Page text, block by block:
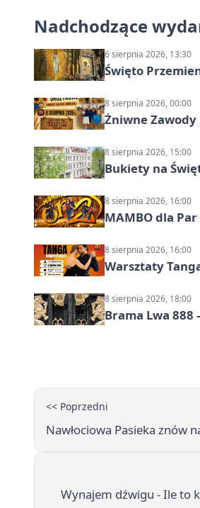
Nadchodzące
6 sierpnia 2026, 13:30
Święto
8 sierpnia 2026, 00:00
Żniwne
8 sierpnia 2026, 15:00
Bukiety na
8 sierpnia 2026, 16:00
MAMBO dla
8 sierpnia 2026, 16:00
Warsztaty
8 sierpnia 2026, 18:00
Brama Lwa 888
<< Poprzedni
Nawłociowa Pasieka znów
Wynajem dźwigu - Ile to